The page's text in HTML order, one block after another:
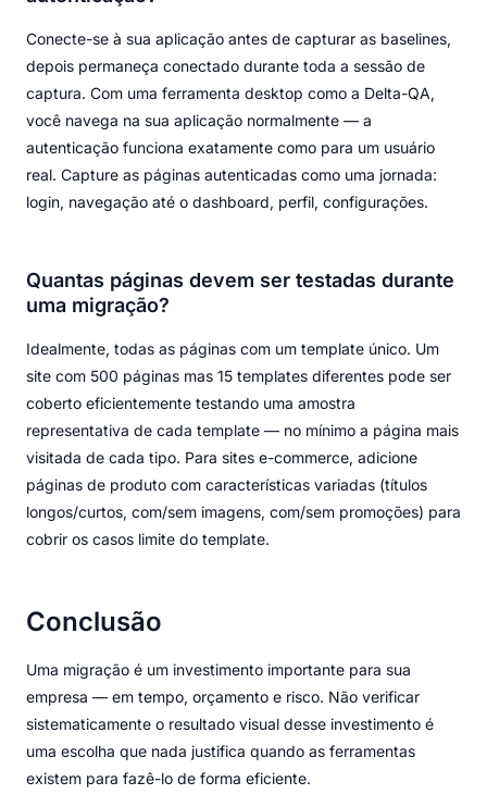
Conecte-se à sua aplicação antes de capturar as baselines,
depois permaneça conectado durante toda a sessão de
captura. Com uma ferramenta desktop como a Delta-QA,
você navega na sua aplicação normalmente — a
autenticação funciona exatamente como para um usuário
real. Capture as páginas autenticadas como uma jornada:
login, navegação até o dashboard, perfil, configurações.
Quantas páginas devem ser testadas durante
uma migração?
Idealmente, todas as páginas com um template único. Um
site com 500 páginas mas 15 templates diferentes pode ser
coberto eficientemente testando uma amostra
representativa de cada template — no mínimo a página mais
visitada de cada tipo. Para sites e-commerce, adicione
páginas de produto com características variadas (títulos
longos/curtos, com/sem imagens, com/sem promoções) para
cobrir os casos limite do template.
Conclusão
Uma migração é um investimento importante para sua
empresa — em tempo, orçamento e risco. Não verificar
sistematicamente o resultado visual desse investimento é
uma escolha que nada justifica quando as ferramentas
existem para fazê-lo de forma eficiente.